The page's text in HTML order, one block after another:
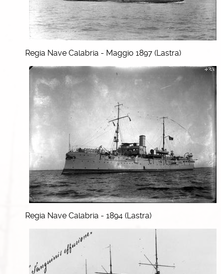
Regia Nave Calabria - Maggio 1897 (Lastra)
Regia Nave Calabria - 1894 (Lastra)